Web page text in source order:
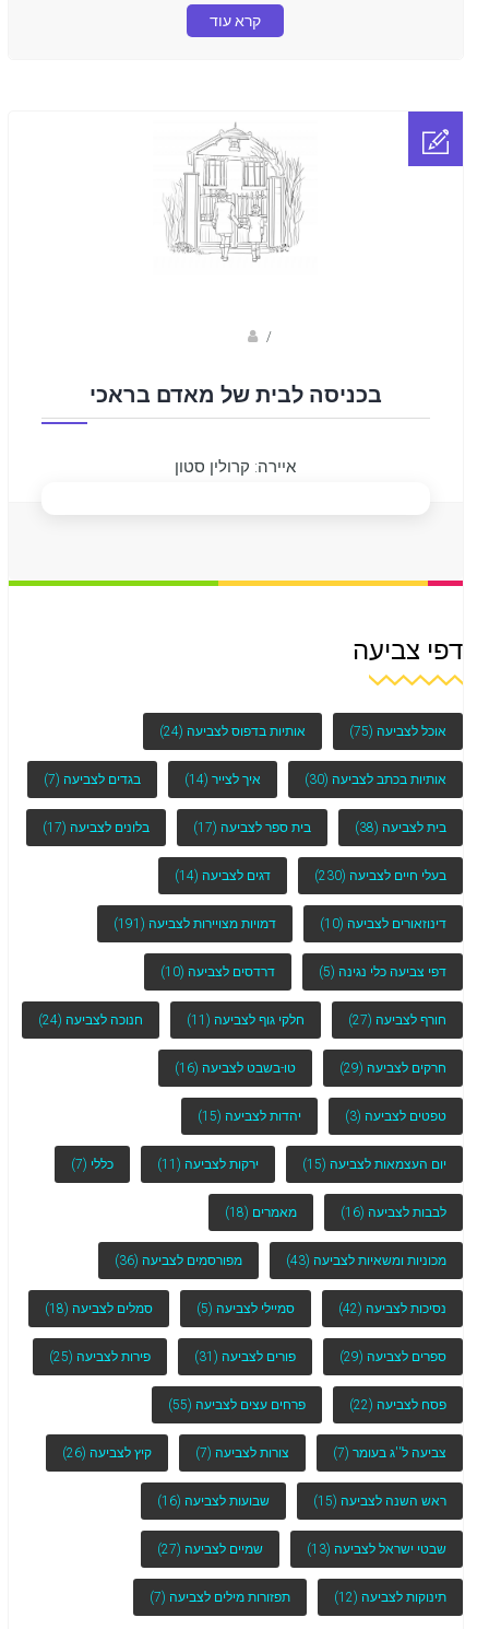
קרא עוד
/
בכניסה לבית של מאדם בראכי
איירה: קרולין סטון
דפי צביעה
אוכל לצביעה (75) אותיות בדפוס לצביעה (24)
אותיות בכתב לצביעה (30) איך לצייר (14) בגדים לצביעה (7)
בית לצביעה (38) בית ספר לצביעה (17) בלונים לצביעה (17)
בעלי חיים לצביעה (230) דגים לצביעה (14)
דינוזאורים לצביעה (10) דמויות מצויירות לצביעה (191)
דפי צביעה כלי נגינה (5) דרדסים לצביעה (10)
חורף לצביעה (27) חלקי גוף לצביעה (11) חנוכה לצביעה (24)
חרקים לצביעה (29) טו-בשבט לצביעה (16)
טפטים לצביעה (3) יהדות לצביעה (15)
יום העצמאות לצביעה (15) ירקות לצביעה (11) כללי (7)
לבבות לצביעה (16) מאמרים (18)
מכוניות ומשאיות לצביעה (43) מפורסמים לצביעה (36)
נסיכות לצביעה (42) סמיילי לצביעה (5) סמלים לצביעה (18)
ספרים לצביעה (29) פורים לצביעה (31) פירות לצביעה (25)
פסח לצביעה (22) פרחים עצים לצביעה (55)
צביעה ל''ג בעומר (7) צורות לצביעה (7) קיץ לצביעה (26)
ראש השנה לצביעה (15) שבועות לצביעה (16)
שבטי ישראל לצביעה (13) שמיים לצביעה (27)
תינוקות לצביעה (12) תפזורות מילים לצביעה (7)